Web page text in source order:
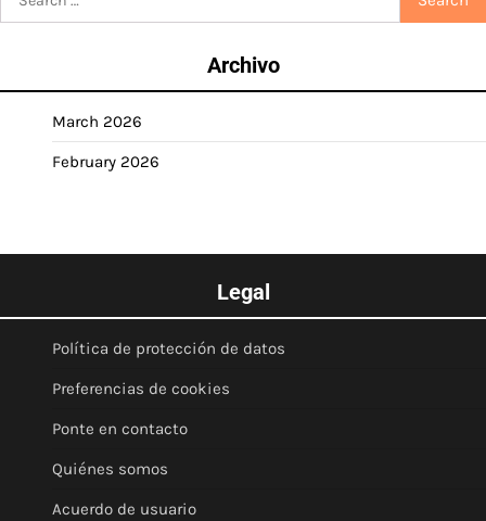
Archivo
March 2026
February 2026
Legal
Política de protección de datos
Preferencias de cookies
Ponte en contacto
Quiénes somos
Acuerdo de usuario